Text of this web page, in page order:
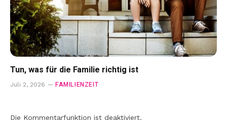
Tun, was für die Familie richtig ist
Juli 2, 2026 FAMILIENZEIT
Die Kommentarfunktion ist deaktiviert.